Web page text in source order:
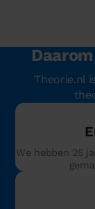
Theorie.nl
We hebben 25